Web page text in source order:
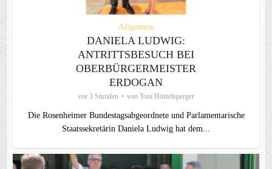
Allgemein
DANIELA LUDWIG:
ANTRITTSBESUCH BEI
OBERBÜRGERMEISTER
ERDOGAN
vor 3 Stunden von Toni Hötzelsperger
Die Rosenheimer Bundestagsabgeordnete und Parlamentarische
Staatssekretärin Daniela Ludwig hat dem...